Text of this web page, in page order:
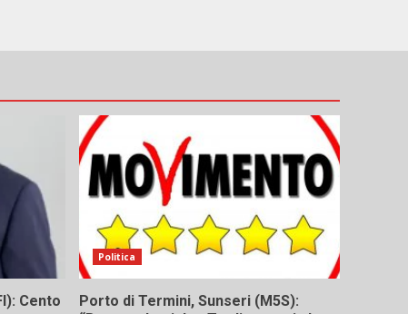
Cento
Politica
Porto di Termini, Sunseri (M5S):